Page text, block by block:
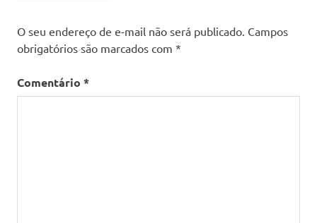
Osasco e
Região
O seu endereço de e-mail não será publicado. Campos
obrigatórios são marcados com *
Comentário *